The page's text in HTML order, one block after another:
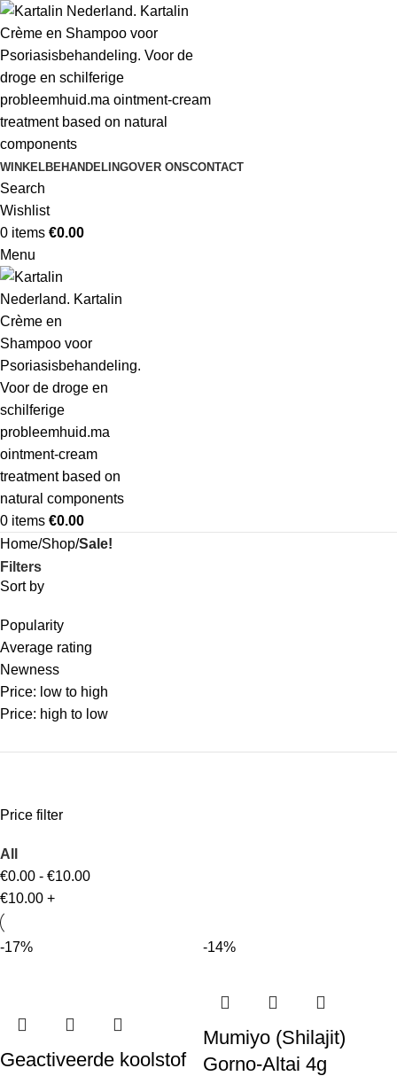
WINKELBEHANDELINGOVER ONSCONTACT
Search
Wishlist
0 items €0.00
Menu
0 items €0.00
Home Shop Sale!
Filters
Sort by
Popularity
Average rating
Newness
Price: low to high
Price: high to low
Price filter
All
€0.00 - €10.00
€10.00 +
-17%
Geactiveerde koolstof
-14%
Mumiyo (Shilajit)
Gorno-Altai 4g